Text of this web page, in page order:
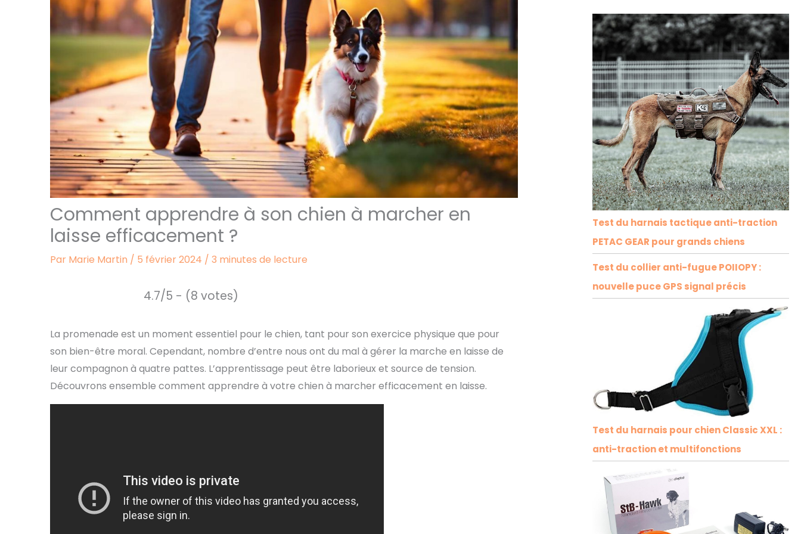
Comment apprendre à son chien à marcher en
laisse efficacement ?
Par Marie Martin / 5 février 2024 / 3 minutes de lecture
4.7/5 - (8 votes)
La promenade est un moment essentiel pour le chien, tant pour son exercice physique que pour
son bien-être moral. Cependant, nombre d’entre nous ont du mal à gérer la marche en laisse de
leur compagnon à quatre pattes. L’apprentissage peut être laborieux et source de tension.
Découvrons ensemble comment apprendre à votre chien à marcher efficacement en laisse.
Test du harnais tactique anti-traction
PETAC GEAR pour grands chiens
Test du collier anti-fugue POIIOPY :
nouvelle puce GPS signal précis
Test du harnais pour chien Classic XXL :
anti-traction et multifonctions